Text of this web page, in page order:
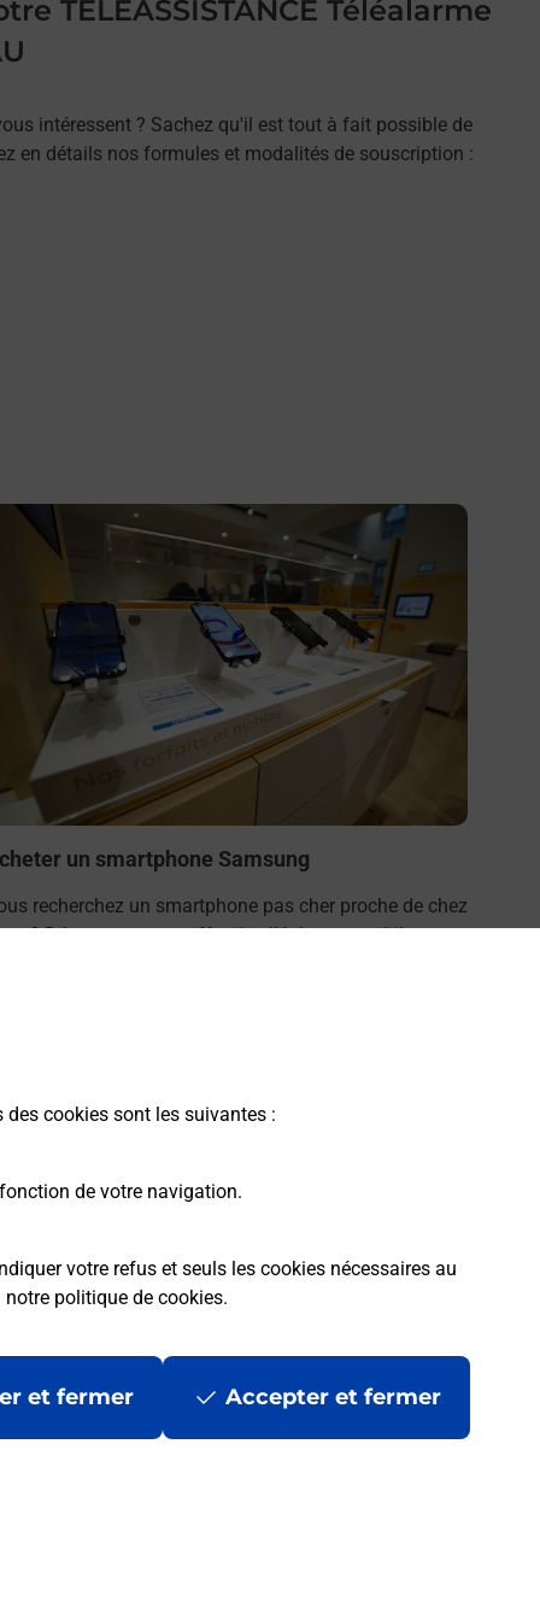
cookies sont les suivantes :
de votre navigation.
votre refus et seuls les cookies nécessaires au
notre politique de cookies.
et fermer Accepter et fermer
TELEASSISTANCE Téléalarme
intéressent ? Sachez qu'il est tout à fait possible de
en détails nos formules et modalités de souscription :
savoir plus
un smartphone Samsung
recherchez un smartphone pas cher proche de chez
? Découvrez notre offre de téléphones mobiles